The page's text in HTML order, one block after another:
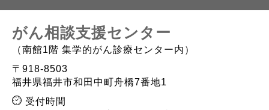
がん相談支援センター
（南館1階 集学的がん診療センター内）
〒918-8503
福井県福井市和田中町舟橋7番地1
受付時間